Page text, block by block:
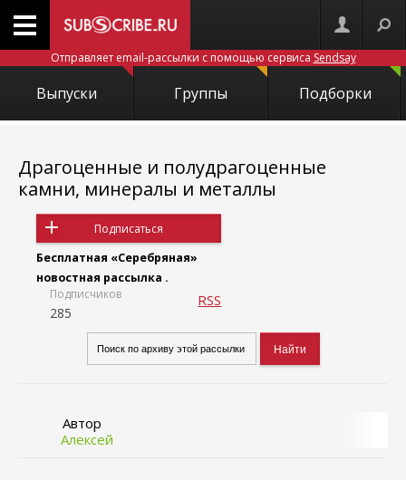
Отправляет email-рассылки с помощью сервиса Sendsay
Выпуски Группы Подборки
Драгоценные и полудрагоценные
камни, минералы и металлы
Подписаться
Бесплатная «Серебряная»
новостная рассылка .
Подписчиков
285
RSS
Автор
Алексей